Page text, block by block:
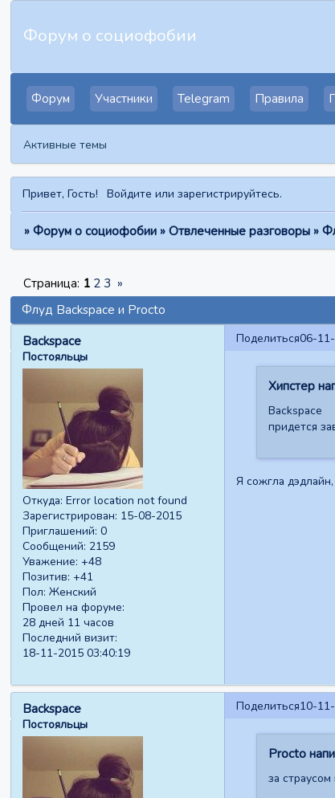
Форум о социофобии
Форум Участники Telegram Правила
Активные темы
Привет, Гость! Войдите илизарегистрируйтесь.
» Форум о социофобии » Отвлеченные разговоры »
Флуд Backspace и Procto
Страница: 1 2 3 »
Поделиться06-
Backspace
Постояльцы
Откуда: Error location not found
Зарегистрирован: 15-08-2015
Приглашений: 0
Сообщений: 2159
Уважение: +48
Позитив: +41
Пол: Женский
Провел на форуме:
28 дней 11 часов
Последний визит:
18-11-2015 03:40:19
Хипстер
Backspace
придется
Я сожгла
Поделиться10-
Backspace
Постояльцы
Procto
за